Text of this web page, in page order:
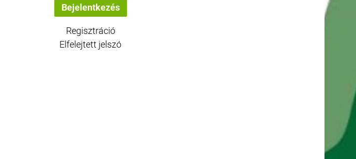
Regisztráció
Elfelejtett jelszó